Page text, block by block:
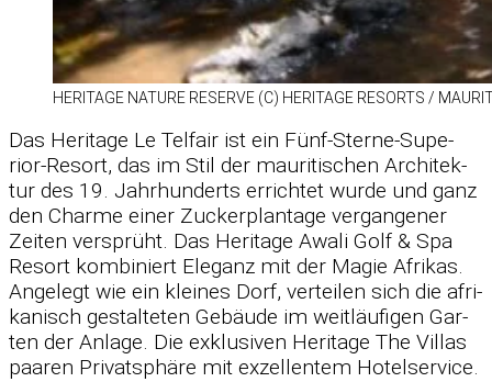
HE­RI­TAGE NA­TURE RE­SERVE (C) HE­RI­TAGE RE­SORTS /​
Das He­ri­tage Le Tel­fair ist ein Fünf-Sterne-Su­pe­
rior-Re­sort, das im Stil der mau­ri­ti­schen Ar­chi­tek­
tur des 19. Jahr­hun­derts er­rich­tet wurde und ganz
den Charme ei­ner Zu­cker­plan­tage ver­gan­ge­ner
Zei­ten ver­sprüht. Das He­ri­tage Awali Golf & Spa
Re­sort kom­bi­niert Ele­ganz mit der Ma­gie Afri­kas.
An­ge­legt wie ein klei­nes Dorf, ver­tei­len sich die afri­
ka­nisch ge­stal­te­ten Ge­bäude im weit­läu­fi­gen Gar­
ten der An­lage. Die ex­klu­si­ven He­ri­tage The Vil­las
paa­ren Pri­vat­sphäre mit ex­zel­len­tem Ho­tel­ser­vice.